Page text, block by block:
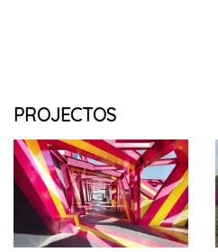
PROJECTOS